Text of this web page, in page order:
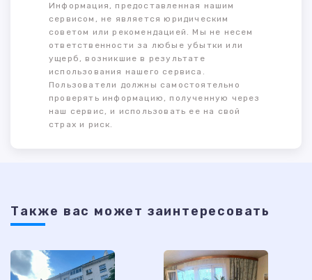
Информация, предоставленная нашим
сервисом, не является юридическим
советом или рекомендацией. Мы не несем
ответственности за любые убытки или
ущерб, возникшие в результате
использования нашего сервиса.
Пользователи должны самостоятельно
проверять информацию, полученную через
наш сервис, и использовать ее на свой
страх и риск.
Также ваc может заинтересовать